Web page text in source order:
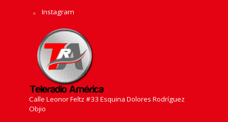
Instagram
Calle Leonor Feltz #33 Esquina Dolores Rodríguez
Objio